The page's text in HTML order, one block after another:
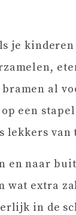
je
al
een
lekkers van
en naar
wat extra
in de